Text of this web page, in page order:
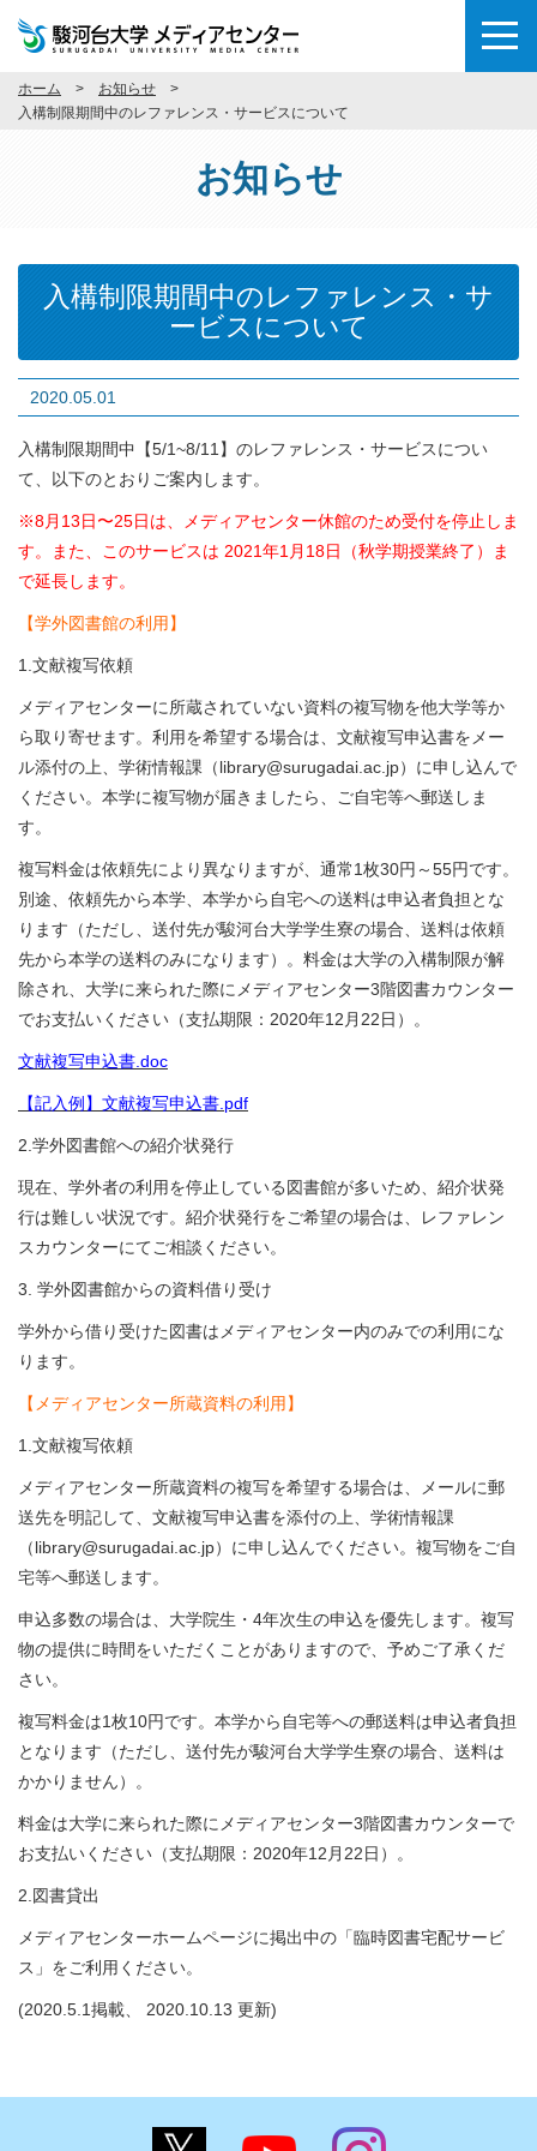
ホーム
お知らせ
入構制限期間中のレファレンス・サービスについて
お知らせ
入構制限期間中のレファレンス・サ
ービスについて
2020.05.01
入構制限期間中【5/1~8/11】のレファレンス・サービスについ
て、以下のとおりご案内します。
※8月13日〜25日は、
メディアセンター休館のため受付を停止しま
す。また、このサービスは 2021年1月18日（秋学期授業終了）ま
で延長します。
【学外図書館の利用】
1.文献複写依頼
メディアセンターに所蔵されていない資料の複写物を他大学等か
ら取り寄せます。利用を希望する場合は、文献複写申込書をメー
ル添付の上、学術情報課（library@surugadai.ac.jp）に申し込んで
ください。本学に複写物が届きましたら、ご自宅等へ郵送しま
す。
複写料金は依頼先により異なりますが、通常1枚30円～55円です。
別途、依頼先から本学、本学から自宅への送料は申込者負担とな
ります（ただし、送付先が駿河台大学学生寮の場合、送料は依頼
先から本学の送料のみになります）。料金は大学の入構制限が解
除され、大学に来られた際にメディアセンター3階図書カウンター
でお支払いください（支払期限：2020年12月22日）。
文献複写申込書.doc
【記入例】文献複写申込書.pdf
2.学外図書館への紹介状発行
現在、学外者の利用を停止している図書館が多いため、紹介状発
行は難しい状況です。紹介状発行をご希望の場合は、レファレン
スカウンターにてご相談ください。
3. 学外図書館からの資料借り受け
学外から借り受けた図書はメディアセンター内のみでの利用にな
ります。
【メディアセンター所蔵資料の利用】
1.文献複写依頼
メディアセンター所蔵資料の複写を希望する場合は、メールに郵
送先を明記して、文献複写申込書を添付の上、学術情報課
（library@surugadai.ac.jp）に申し込んでください。複写物をご自
宅等へ郵送します。
申込多数の場合は、大学院生・4年次生の申込を優先します。複写
物の提供に時間をいただくことがありますので、予めご了承くだ
さい。
複写料金は1枚10円です。本学から自宅等への郵送料は申込者負担
となります（ただし、送付先が駿河台大学学生寮の場合、送料は
かかりません）。
料金は大学に来られた際にメディアセンター3階図書カウンターで
お支払いください（支払期限：2020年12月22日）。
2.図書貸出
メディアセンターホームページに掲出中の「臨時図書宅配サービ
ス」をご利用ください。
(2020.5.1掲載、 2020.10.13 更新)